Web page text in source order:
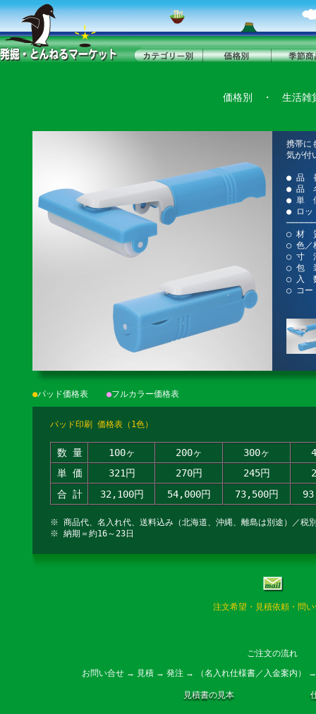
価格別 ・ 生活雑
携帯に
気が付
● 品
● 品
● 単
● ロッ
○ 材
○ 色／
○ 寸
○ 包
○ 入
○ コー
●パッド価格表 ●フルカラー価格表
パッド印刷 価格表（1色）
数 量 100ヶ 200ヶ 300ヶ
単 価
321円 270円 245円
合 計
32,100円 54,000円 73,500円
※ 商品代、名入れ代、送料込み（北海道、沖縄、離島は別途）／税
※ 納期＝約16～23日
注文希望・見積依頼・問
ご注文の流れ
お問い合せ → 見積 → 発注 → （名入れ仕様書／入金案内）
見積書の見本